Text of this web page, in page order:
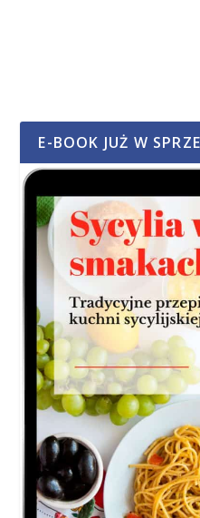
E-BOOK JUŻ W